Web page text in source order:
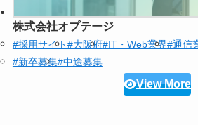
株式会社オプテージ
#採用サイト#大阪府#IT・Web業界#通信
#新卒募集#中途募集
View More